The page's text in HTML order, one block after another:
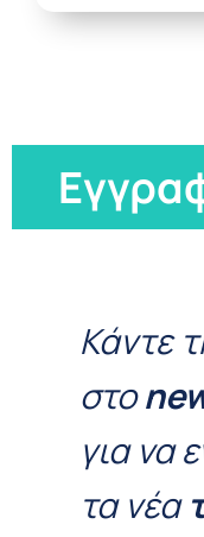
Κάντε
στο
για να
τα νέα